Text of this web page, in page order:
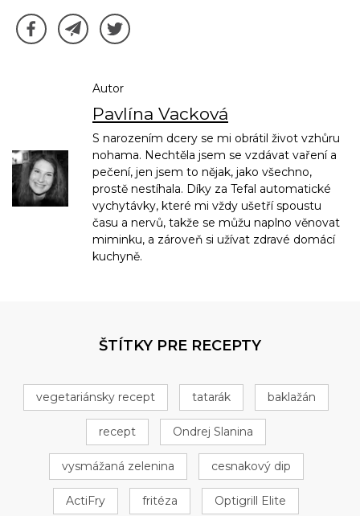
Autor
Pavlína Vacková
S narozením dcery se mi obrátil život vzhůru
nohama. Nechtěla jsem se vzdávat vaření a
pečení, jen jsem to nějak, jako všechno,
prostě nestíhala. Díky za Tefal automatické
vychytávky, které mi vždy ušetří spoustu
času a nervů, takže se můžu naplno věnovat
miminku, a zároveň si užívat zdravé domácí
kuchyně.
ŠTÍTKY PRE RECEPTY
vegetariánsky recept tatarák baklažán
recept Ondrej Slanina
vysmážaná zelenina cesnakový dip
ActiFry fritéza Optigrill Elite